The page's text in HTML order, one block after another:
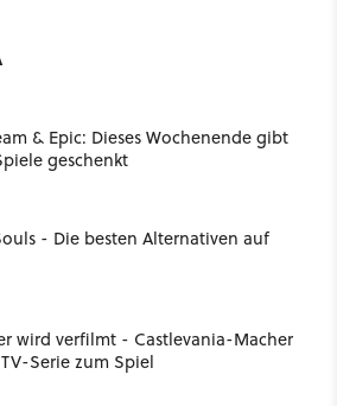
& Epic: Dieses Wochenende gibt
geschenkt
- Die besten Alternativen auf
wird verfilmt - Castlevania-Macher
Serie zum Spiel